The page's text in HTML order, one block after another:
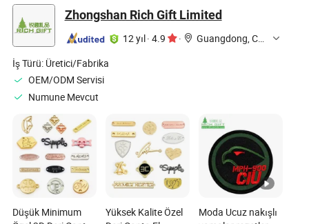
Zhongshan Rich Gift Limited
12 yıl · 4.9 ·
Guangdong, China
İş Türü: Üretici/Fabrika
OEM/ODM Servisi
Numune Mevcut
Düşük Minimum
Yüksek Kalite Özel
Moda Ucuz nakışlı